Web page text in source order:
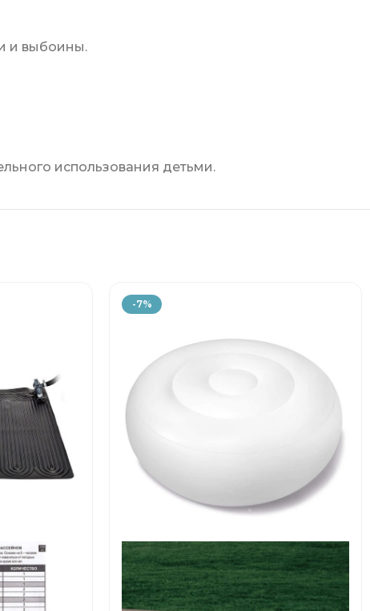
и выбоины.
использования детьми.
-7%